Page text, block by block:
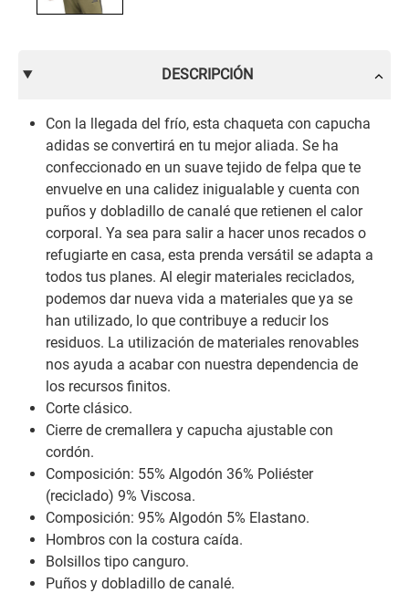
DESCRIPCIÓN
Con la llegada del frío, esta chaqueta con capucha
adidas se convertirá en tu mejor aliada. Se ha
confeccionado en un suave tejido de felpa que te
envuelve en una calidez inigualable y cuenta con
puños y dobladillo de canalé que retienen el calor
corporal. Ya sea para salir a hacer unos recados o
refugiarte en casa, esta prenda versátil se adapta a
todos tus planes. Al elegir materiales reciclados,
podemos dar nueva vida a materiales que ya se
han utilizado, lo que contribuye a reducir los
residuos. La utilización de materiales renovables
nos ayuda a acabar con nuestra dependencia de
los recursos finitos.
Corte clásico.
Cierre de cremallera y capucha ajustable con
cordón.
Composición: 55% Algodón 36% Poliéster
(reciclado) 9% Viscosa.
Composición: 95% Algodón 5% Elastano.
Hombros con la costura caída.
Bolsillos tipo canguro.
Puños y dobladillo de canalé.